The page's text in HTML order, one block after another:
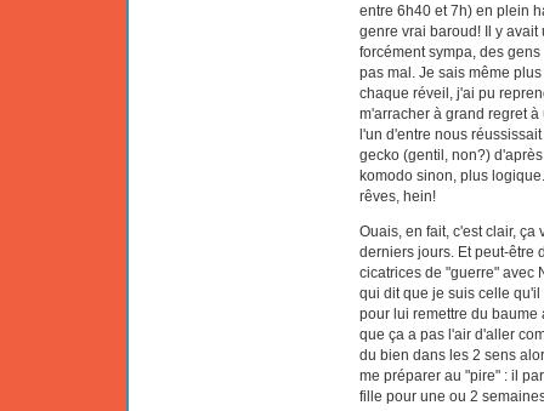
entre 6h40 et 7h) en plein
genre vrai baroud! Il y
forcément sympa, des
pas mal. Je sais même
chaque réveil, j'ai pu
m'arracher à grand regret
l'un d'entre nous
gecko (gentil, non?)
komodo sinon, plus
rêves, hein!
Ouais, en fait, c'est clair, ça
derniers jours. Et peut-être
cicatrices de "guerre" avec
qui dit que je suis celle
pour lui remettre du baume
que ça a pas l'air d'aller
du bien dans les 2 sens
me préparer au "pire" : il
fille pour une ou 2